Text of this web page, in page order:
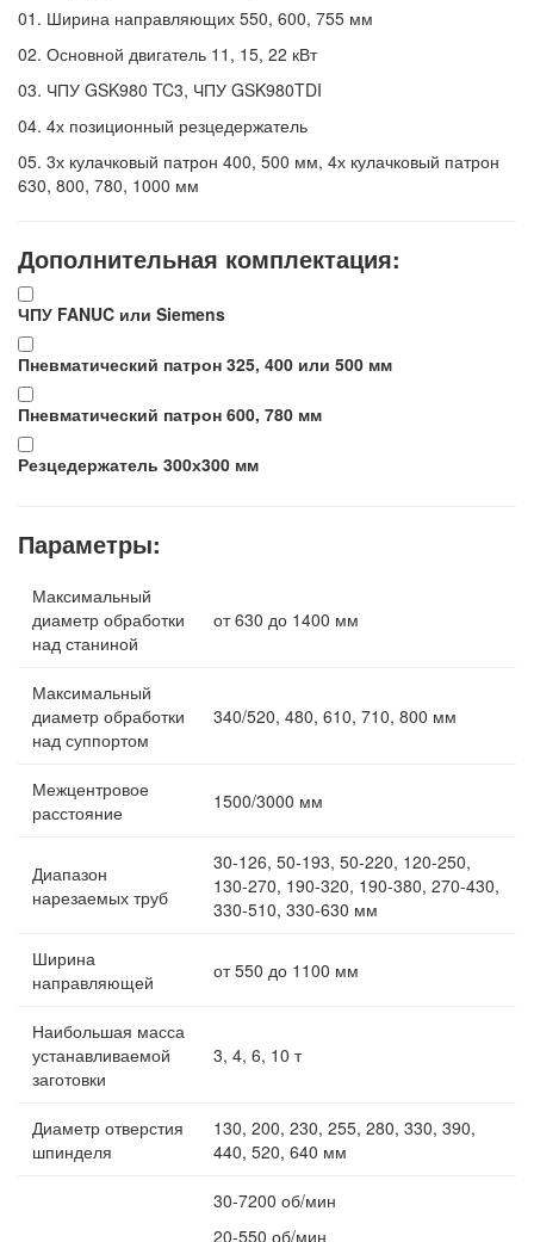
01. Ширина направляющих 550, 600, 755 мм
02. Основной двигатель 11, 15, 22 кВт
03. ЧПУ GSK980 TC3, ЧПУ GSK980TDI
04. 4х позиционный резцедержатель
05. 3х кулачковый патрон 400, 500 мм, 4х кулачковый патрон
630, 800, 780, 1000 мм
Дополнительная комплектация:
ЧПУ FANUC или Siemens
Пневматический патрон 325, 400 или 500 мм
Пневматический патрон 600, 780 мм
Резцедержатель 300х300 мм
Параметры:
Максимальный
диаметр обработки
над станиной
от 630 до 1400 мм
Максимальный
диаметр обработки
над суппортом
340/520, 480, 610, 710, 800 мм
Межцентровое
расстояние
1500/3000 мм
Диапазон
нарезаемых труб
30-126, 50-193, 50-220, 120-250,
130-270, 190-320, 190-380, 270-430,
330-510, 330-630 мм
Ширина
направляющей
от 550 до 1100 мм
Наибольшая масса
устанавливаемой
заготовки
3, 4, 6, 10 т
Диаметр отверстия
шпинделя
130, 200, 230, 255, 280, 330, 390,
440, 520, 640 мм
30-7200 об/мин
20-550 об/мин